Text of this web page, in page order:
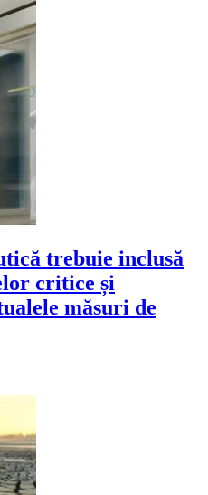
trebuie inclusă
critice și
măsuri de